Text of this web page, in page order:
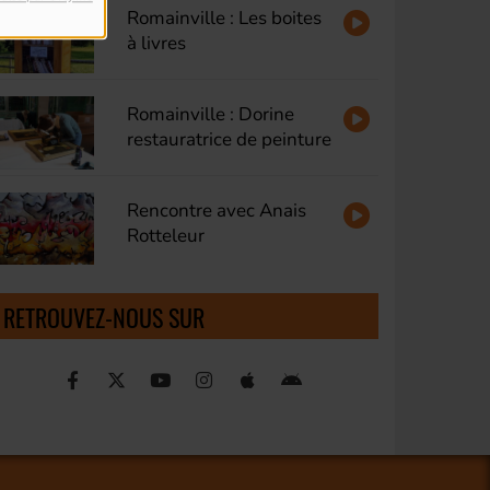
Romainville : Les boites
à livres
Romainville : Dorine
restauratrice de peinture
Rencontre avec Anais
Rotteleur
RETROUVEZ-NOUS SUR